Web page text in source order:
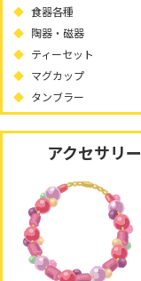
食器各種
陶器・磁器
ティーセット
マグカップ
タンブラー
アクセサリー